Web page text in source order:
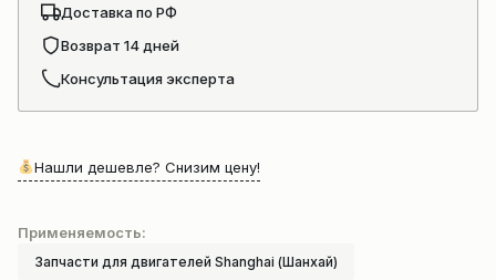
000-
12+B)
Доставка по РФ
Возврат 14 дней
Консультация эксперта
Нашли дешевле? Снизим цену!
Применяемость:
Запчасти для двигателей Shanghai (Шанхай)